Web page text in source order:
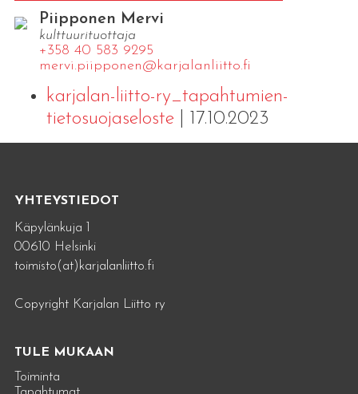
Piipponen Mervi
kulttuurituottaja
+358 40 583 9295
mervi.​piipponen@​kar​jala​nlii​tto.​fi
karjalan-liitto-ry_tapahtumien-
tietosuojaseloste| 17.10.2023
YHTEYSTIEDOT
Käpylänkuja 1
00610 Helsinki
toimisto(at)karjalanliitto.fi
Copyright Karjalan Liitto ry
TULE MUKAAN
Toiminta